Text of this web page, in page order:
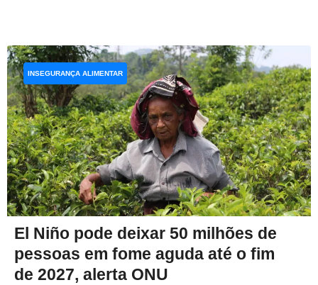
El Niño pode deixar 50 milhões de
pessoas em fome aguda até o fim
de 2027, alerta ONU
INSEGURANÇA ALIMENTAR